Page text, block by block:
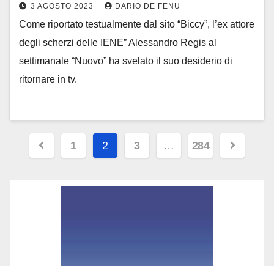
3 AGOSTO 2023 DARIO DE FENU
Come riportato testualmente dal sito “Biccy”, l’ex attore
degli scherzi delle IENE” Alessandro Regis al
settimanale “Nuovo” ha svelato il suo desiderio di
ritornare in tv.
Paginazione
1 2 3 … 284